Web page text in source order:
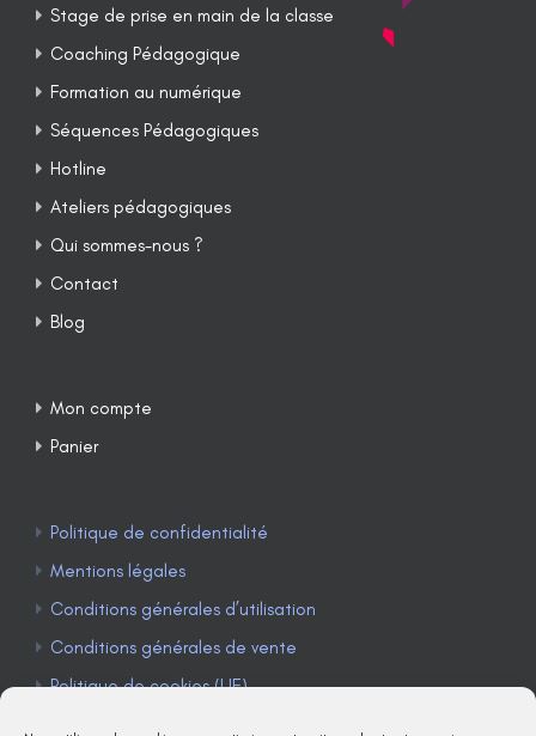
Stage de prise en main de la classe
Coaching Pédagogique
Formation au numérique
Séquences Pédagogiques
Hotline
Ateliers pédagogiques
Qui sommes-nous ?
Contact
Blog
Mon compte
Panier
Politique de confidentialité
Mentions légales
Conditions générales d’utilisation
Conditions générales de vente
Politique de cookies (UE)